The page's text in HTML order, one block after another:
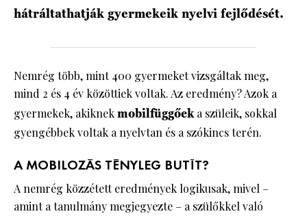
hátráltathatják gyermekeik nyelvi fejlődését.
Nemrég több, mint 400 gyermeket vizsgáltak meg,
mind 2 és 4 év közöttiek voltak. Az eredmény? Azok a
gyermekek, akiknekmobilfüggőeka szüleik, sokkal
gyengébbek voltak a nyelvtan és a szókincs terén.
A MOBILOZÁS TÉNYLEG BUTÍT?
A nemrég közzétett eredmények logikusak, mivel –
amint a tanulmány megjegyezte – a szülőkkel való